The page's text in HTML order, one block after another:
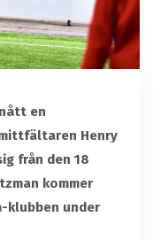
en
Henry
från den 18
kommer
klubben under